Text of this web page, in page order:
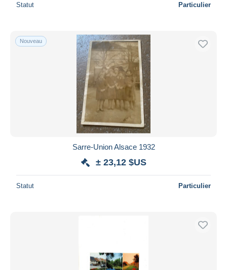
Statut Particulier
Nouveau
Sarre-Union Alsace 1932
± 23,12 $US
Statut Particulier